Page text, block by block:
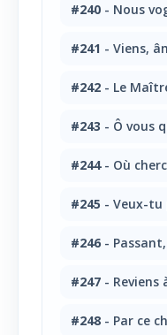
#240 - Nous
#241 - Viens,
#242 - Le
#243 - Ô vous
#244- Où
#245 - Veux-
#246 -
#247 - Reviens
#248 - Par ce